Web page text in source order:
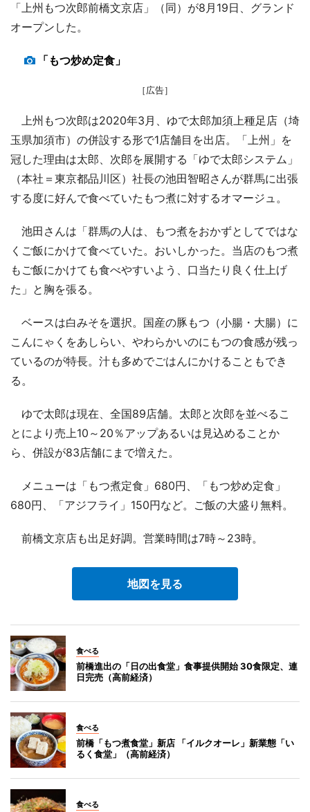
「上州もつ次郎前橋文京店」（同）が8月19日、グランド
オープンした。
「もつ炒め定食」
［広告］
上州もつ次郎は2020年3月、ゆで太郎加須上種足店（埼
玉県加須市）の併設する形で1店舗目を出店。「上州」を
冠した理由は太郎、次郎を展開する「ゆで太郎システム」
（本社＝東京都品川区）社長の池田智昭さんが群馬に出張
する度に好んで食べていたもつ煮に対するオマージュ。
池田さんは「群馬の人は、もつ煮をおかずとしてではな
くご飯にかけて食べていた。おいしかった。当店のもつ煮
もご飯にかけても食べやすいよう、口当たり良く仕上げ
た」と胸を張る。
ベースは白みそを選択。国産の豚もつ（小腸・大腸）に
こんにゃくをあしらい、やわらかいのにもつの食感が残っ
ているのが特長。汁も多めでごはんにかけることもでき
る。
ゆで太郎は現在、全国89店舗。太郎と次郎を並べるこ
とにより売上10～20％アップあるいは見込めることか
ら、併設が83店舗にまで増えた。
メニューは「もつ煮定食」680円、「もつ炒め定食」
680円、「アジフライ」150円など。ご飯の大盛り無料。
前橋文京店も出足好調。営業時間は7時～23時。
地図を見る
食べる
前橋進出の「日の出食堂」食事提供開始 30食限定、連
日完売（高前経済）
食べる
前橋「もつ煮食堂」新店 「イルクオーレ」新業態「い
るく食堂」（高前経済）
食べる